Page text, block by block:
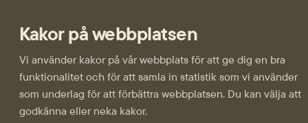
Kakor på webbplatsen
Vi använder kakor på vår webbplats för att ge dig en bra
funktionalitet och för att samla in statistik som vi använder
som underlag för att förbättra webbplatsen. Du kan välja att
godkänna eller neka kakor.